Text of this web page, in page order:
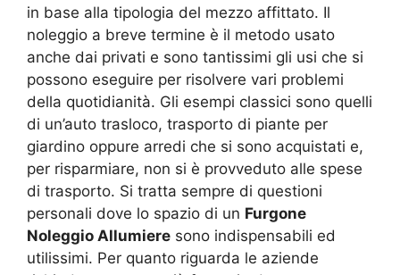
in base alla tipologia del mezzo affittato. Il
noleggio a breve termine è il metodo usato
anche dai privati e sono tantissimi gli usi che si
possono eseguire per risolvere vari problemi
della quotidianità. Gli esempi classici sono quelli
di un’auto trasloco, trasporto di piante per
giardino oppure arredi che si sono acquistati e,
per risparmiare, non si è provveduto alle spese
di trasporto. Si tratta sempre di questioni
personali dove lo spazio di un Furgone
Noleggio Allumiere sono indispensabili ed
utilissimi. Per quanto riguarda le aziende